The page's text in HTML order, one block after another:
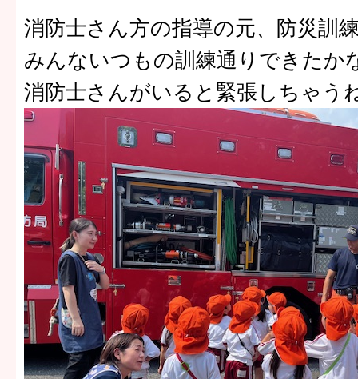
消防士さん方の指導の元、防災訓
みんないつもの訓練通りできたか
消防士さんがいると緊張しちゃう